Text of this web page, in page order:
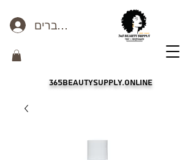
כניסה לחברים
365beautysupply.online